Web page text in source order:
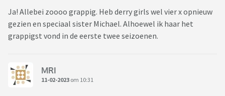
Ja! Allebei zoooo grappig. Heb derry girls wel vier x opnieuw
gezien en speciaal sister Michael. Alhoewel ik haar het
grappigst vond in de eerste twee seizoenen.
MRI
11-02-2023 om 10:31